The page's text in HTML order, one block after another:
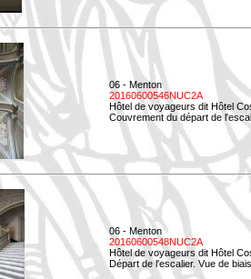
06 - Menton
20160600546NUC2A
Hôtel de voyageurs dit Hôtel
Couvrement du départ de
06 - Menton
20160600548NUC2A
Hôtel de voyageurs dit Hôtel
Départ de l'escalier. Vue de